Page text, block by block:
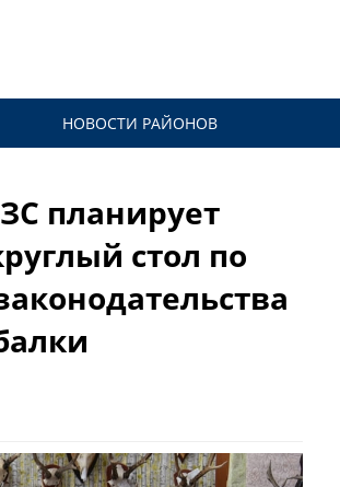
НОВОСТИ РАЙОНОВ
планирует
стол по